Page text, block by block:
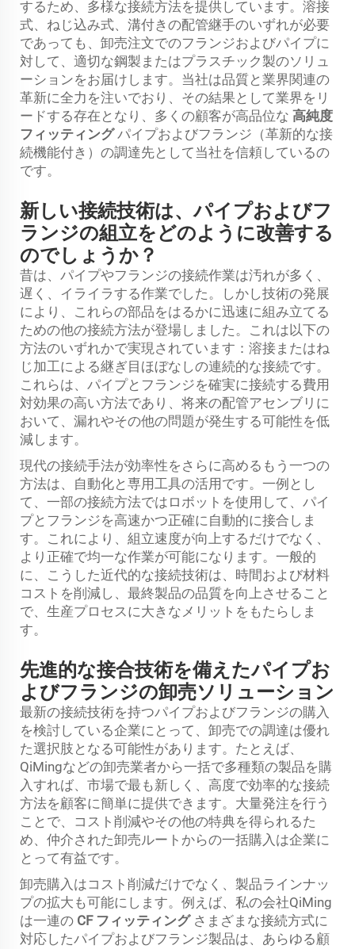
するため、多様な接続方法を提供しています。溶接
式、ねじ込み式、溝付きの配管継手のいずれが必要
であっても、卸売注文でのフランジおよびパイプに
対して、適切な鋼製またはプラスチック製のソリュ
ーションをお届けします。当社は品質と業界関連の
革新に全力を注いでおり、その結果として業界をリ
ードする存在となり、多くの顧客が高品位な 高純度
フィッティングパイプおよびフランジ（革新的な接
続機能付き）の調達先として当社を信頼しているの
です。
新しい接続技術は、パイプおよびフ
ランジの組立をどのように改善する
のでしょうか？
昔は、パイプやフランジの接続作業は汚れが多く、
遅く、イライラする作業でした。しかし技術の発展
により、これらの部品をはるかに迅速に組み立てる
ための他の接続方法が登場しました。これは以下の
方法のいずれかで実現されています：溶接またはね
じ加工による継ぎ目ほぼなしの連続的な接続です。
これらは、パイプとフランジを確実に接続する費用
対効果の高い方法であり、将来の配管アセンブリに
おいて、漏れやその他の問題が発生する可能性を低
減します。
現代の接続手法が効率性をさらに高めるもう一つの
方法は、自動化と専用工具の活用です。一例とし
て、一部の接続方法ではロボットを使用して、パイ
プとフランジを高速かつ正確に自動的に接合しま
す。これにより、組立速度が向上するだけでなく、
より正確で均一な作業が可能になります。一般的
に、こうした近代的な接続技術は、時間および材料
コストを削減し、最終製品の品質を向上させること
で、生産プロセスに大きなメリットをもたらしま
す。
先進的な接合技術を備えたパイプお
よびフランジの卸売ソリューション
最新の接続技術を持つパイプおよびフランジの購入
を検討している企業にとって、卸売での調達は優れ
た選択肢となる可能性があります。たとえば、
QiMingなどの卸売業者から一括で多種類の製品を購
入すれば、市場で最も新しく、高度で効率的な接続
方法を顧客に簡単に提供できます。大量発注を行う
ことで、コスト削減やその他の特典を得られるた
め、仲介された卸売ルートからの一括購入は企業に
とって有益です。
卸売購入はコスト削減だけでなく、製品ラインナッ
プの拡大も可能にします。例えば、私の会社QiMing
は一連の CF フィッティング さまざまな接続方式に
対応したパイプおよびフランジ製品は、あらゆる顧